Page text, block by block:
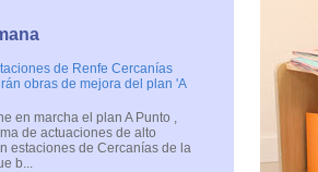
de Renfe Cercanías
obras de mejora del plan 'A
en marcha el plan A Punto ,
de actuaciones de alto
estaciones de Cercanías de la
b...